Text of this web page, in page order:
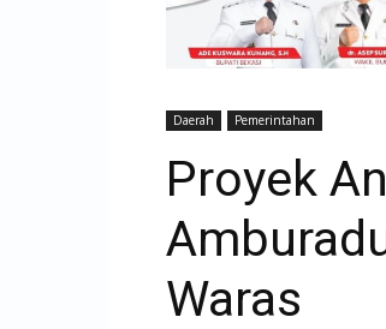
Daerah Pemerintahan
Proyek
Waras